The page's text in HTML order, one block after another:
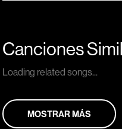
Canciones
Loading related songs...
MOSTRAR MÁS